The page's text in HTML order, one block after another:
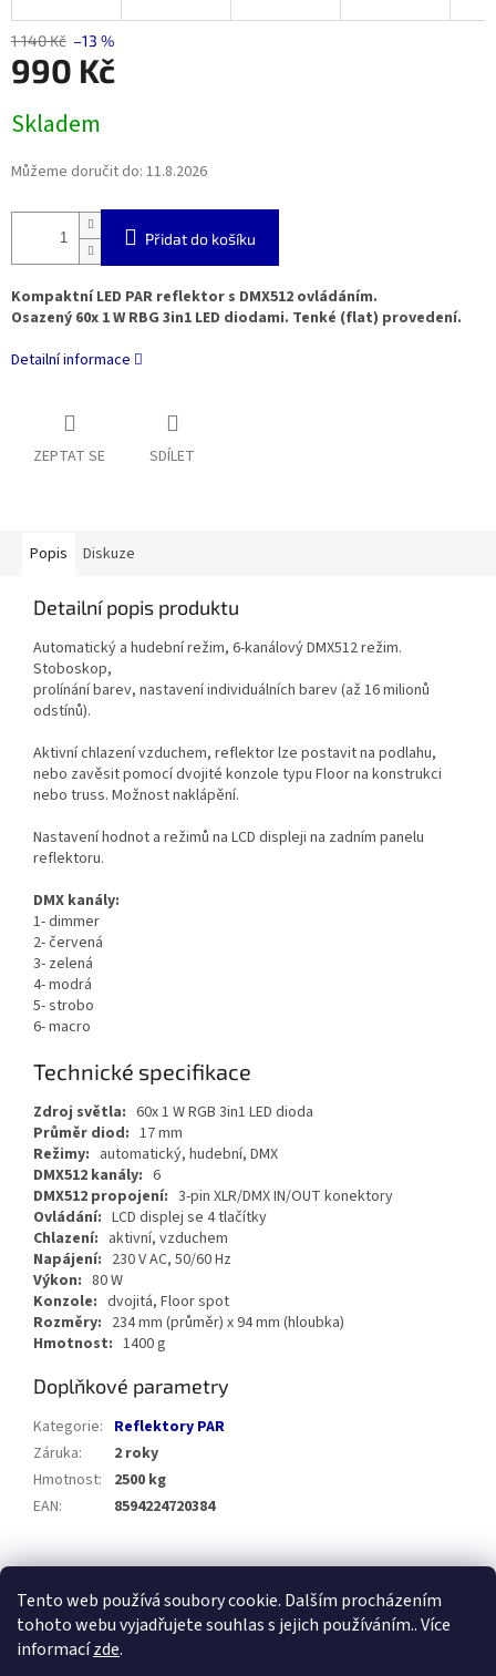
Tento web používá soubory cookie. Dalším procházením
tohoto webu vyjadřujete souhlas s jejich používáním.. Více
informacízde.
1 140 Kč –13 %
990 Kč
cena:
Skladem
Můžeme doručit do: 11.8.2026
Přidat do košíku
Kompaktní LED PAR reflektor s DMX512 ovládáním.
Osazený 60x 1 W RBG 3in1 LED diodami. Tenké (flat) provedení.
Detailní informace
ZEPTAT SE SDÍLET
Popis Diskuze
Detailní popis produktu
Automatický a hudební režim, 6-kanálový DMX512 režim.
Stoboskop,
prolínání barev, nastavení individuálních barev (až 16 milionů
odstínů).
Aktivní chlazení vzduchem, reflektor lze postavit na podlahu,
nebo zavěsit pomocí dvojité konzole typu Floor na konstrukci
nebo truss. Možnost naklápění.
Nastavení hodnot a režimů na LCD displeji na zadním panelu
reflektoru.
DMX kanály:
1- dimmer
2- červená
3- zelená
4- modrá
5- strobo
6- macro
Technické specifikace
Zdroj světla: 60x 1 W RGB 3in1 LED dioda
Průměr diod: 17 mm
Režimy: automatický, hudební, DMX
DMX512 kanály: 6
DMX512 propojení: 3-pin XLR/DMX IN/OUT konektory
Ovládání: LCD displej se 4 tlačítky
Chlazení: aktivní, vzduchem
Napájení: 230 V AC, 50/60 Hz
Výkon: 80 W
Konzole: dvojitá, Floor spot
Rozměry: 234 mm (průměr) x 94 mm (hloubka)
Hmotnost: 1400 g
Doplňkové parametry
Kategorie: Reflektory PAR
Záruka:
2 roky
Hmotnost:
2500 kg
EAN: 8594224720384
Z
Prezentace SOH.cz E-shop SOH.cz